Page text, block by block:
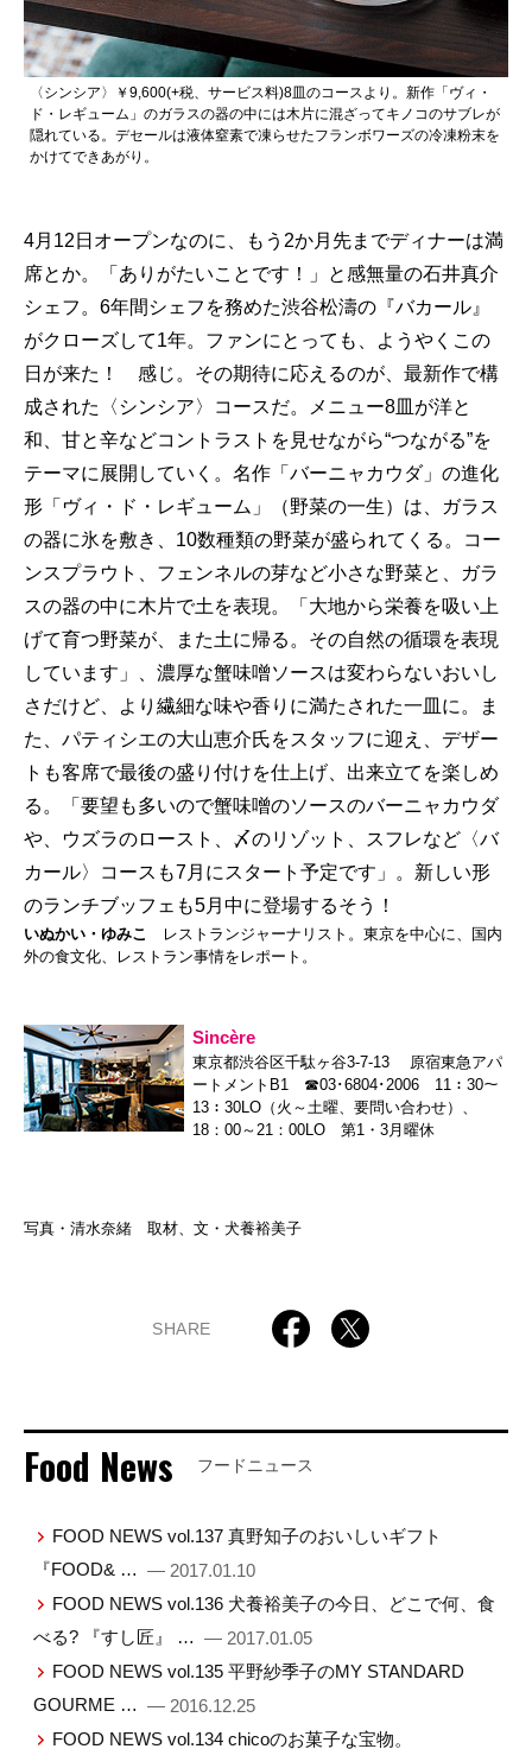
〈シンシア〉￥9,600(+税、サービス料)8皿のコースより。新作「ヴィ・
ド・レギューム」のガラスの器の中には木片に混ざってキノコのサブレが
隠れている。デセールは液体窒素で凍らせたフランボワーズの冷凍粉末を
かけてできあがり。
4月12日オープンなのに、もう2か月先までディナーは満
席とか。「ありがたいことです！」と感無量の石井真介
シェフ。6年間シェフを務めた渋谷松濤の『バカール』
がクローズして1年。ファンにとっても、ようやくこの
日が来た！ 感じ。その期待に応えるのが、最新作で構
成された〈シンシア〉コースだ。メニュー8皿が洋と
和、甘と辛などコントラストを見せながら“つながる”を
テーマに展開していく。名作「バーニャカウダ」の進化
形「ヴィ・ド・レギューム」（野菜の一生）は、ガラス
の器に氷を敷き、10数種類の野菜が盛られてくる。コー
ンスプラウト、フェンネルの芽など小さな野菜と、ガラ
スの器の中に木片で土を表現。「大地から栄養を吸い上
げて育つ野菜が、また土に帰る。その自然の循環を表現
しています」、濃厚な蟹味噌ソースは変わらないおいし
さだけど、より繊細な味や香りに満たされた一皿に。ま
た、パティシエの大山恵介氏をスタッフに迎え、デザー
トも客席で最後の盛り付けを仕上げ、出来立てを楽しめ
る。「要望も多いので蟹味噌のソースのバーニャカウダ
や、ウズラのロースト、〆のリゾット、スフレなど〈バ
カール〉コースも7月にスタート予定です」。新しい形
のランチブッフェも5月中に登場するそう！
いぬかい・ゆみこ
レストランジャーナリスト。東京を中心に、国内
外の食文化、レストラン事情をレポート。
Sincère
東京都渋谷区千駄ヶ谷3-7-13 原宿東急アパ
ートメントB1 ☎03･6804･2006 11：30～
13：30LO（火～土曜、要問い合わせ）、
18：00～21：00LO 第1・3月曜休
写真・清水奈緒 取材、文・犬養裕美子
SHARE
Food News フードニュース
FOOD NEWS vol.137 真野知子のおいしいギフト
『FOOD& … — 2017.01.10
FOOD NEWS vol.136 犬養裕美子の今日、どこで何、食
べる? 『すし匠』 … — 2017.01.05
FOOD NEWS vol.135 平野紗季子のMY STANDARD
GOURME … — 2016.12.25
FOOD NEWS vol.134 chicoのお菓子な宝物。